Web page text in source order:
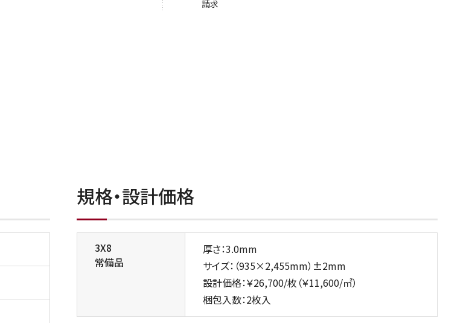
請求
規格・設計価格
3X8
常備品
厚さ：3.0mm
サイズ：（935×2,455mm）±2mm
設計価格：￥26,700/枚（￥11,600/㎡）
梱包入数：2枚入